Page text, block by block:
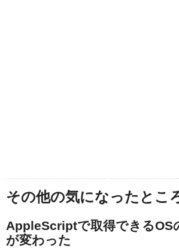
その他の気になったとこ
AppleScriptで取得できるOS
が変わった